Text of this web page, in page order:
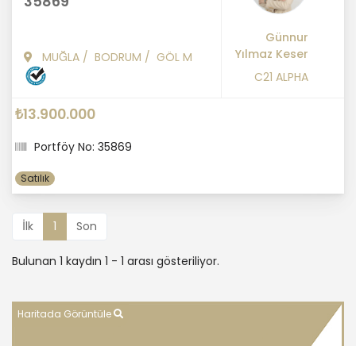
MUĞLA / BODRUM / GÖL M
Günnur
Yılmaz Keser
C21 ALPHA
₺13.900.000
Portföy No: 35869
Satılık
İlk 1 Son
Bulunan 1 kaydın 1 - 1 arası gösteriliyor.
Haritada Görüntüle